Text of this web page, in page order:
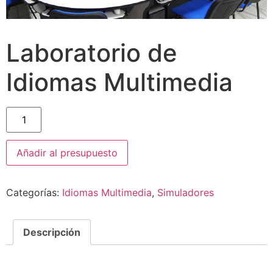
Laboratorio de
Idiomas Multimedia
Añadir al presupuesto
Categorías: Idiomas Multimedia, Simuladores
Descripción